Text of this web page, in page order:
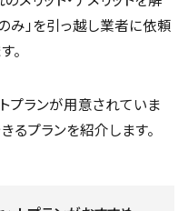
み」を引っ越し業者に依頼
。
プランが用意されていま
るプランを紹介します。